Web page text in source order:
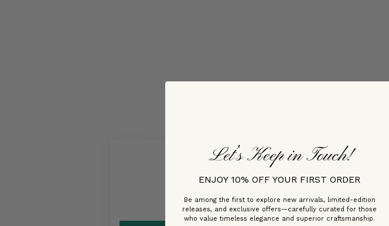
Be the first
Let’s Keep in Touch!
ENJOY 10% OFF YOUR FIRST ORDER
Be among the first to explore new arrivals, limited-edition
releases, and exclusive offers—carefully curated for those
who value timeless elegance and superior craftsmanship.